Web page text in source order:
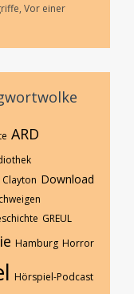
Vor einer
ARD
Download
GREUL
Hamburg Horror
Hörspiel-Podcast